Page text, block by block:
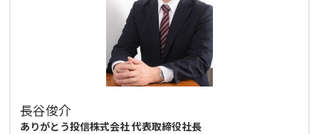
長谷俊介
ありがとう投信株式会社 代表取締役社長